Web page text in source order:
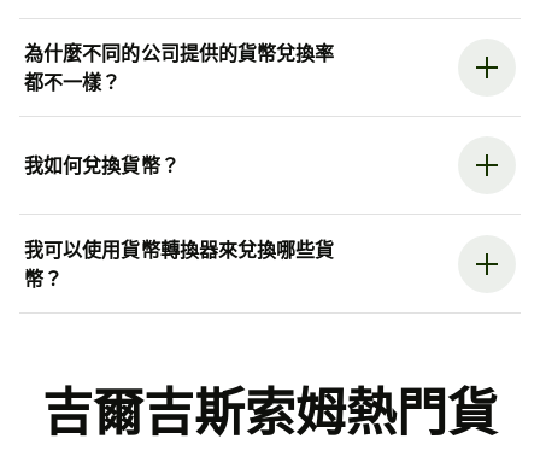
為什麼不同的公司提供的貨幣兌換率
都不一樣？
我如何兌換貨幣？
我可以使用貨幣轉換器來兌換哪些貨
幣？
吉爾吉斯索姆熱門貨